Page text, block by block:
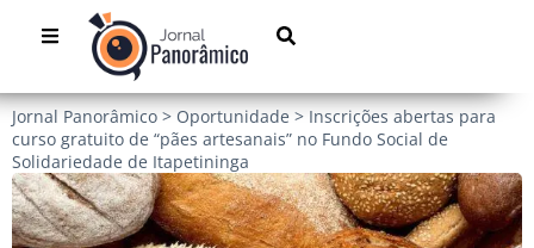
Jornal Panorâmico > Oportunidade > Inscrições abertas para
curso gratuito de “pães artesanais” no Fundo Social de
Solidariedade de Itapetininga